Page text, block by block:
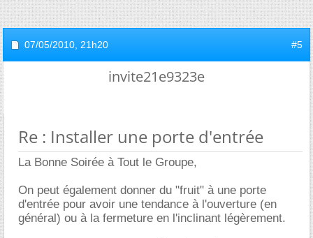
07/05/2010, 21h20 #5
invite21e9323e
Re : Installer une porte d'entrée
La Bonne Soirée à Tout le Groupe,
On peut également donner du "fruit" à une porte
d'entrée pour avoir une tendance à l'ouverture (en
général) ou à la fermeture en l'inclinant légèrement.